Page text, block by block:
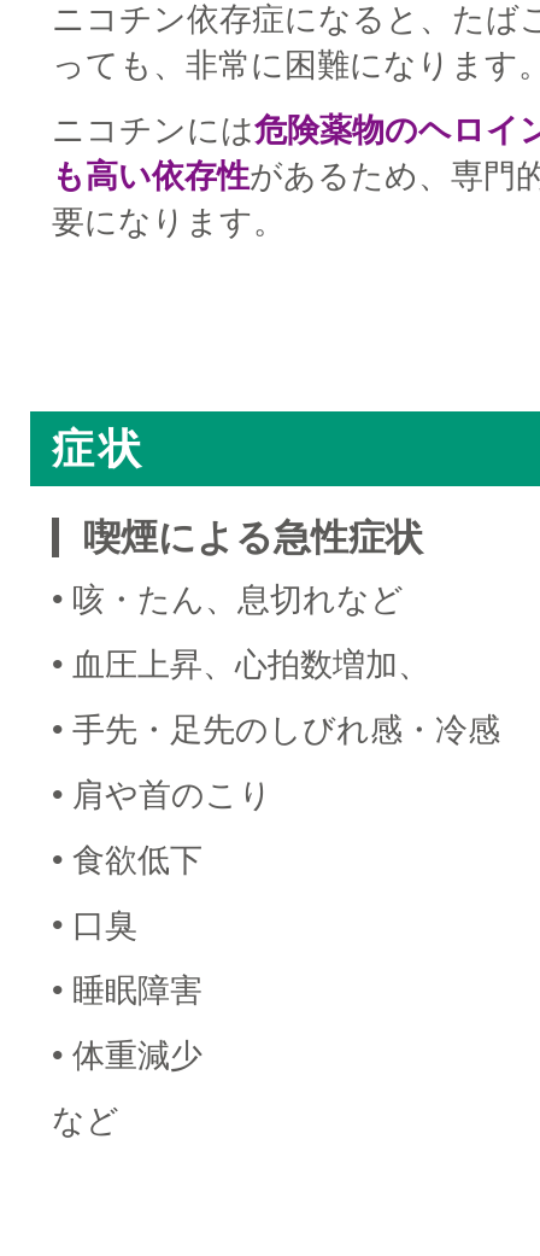
ニコチン依存症になると、たば
っても、非常に困難になります
ニコチンには危険薬物のヘロイ
も高い依存性があるため、専門
要になります。
症状
喫煙による急性症状
• 咳・たん、息切れなど
• 血圧上昇、心拍数増加、
• 手先・足先のしびれ感・冷感
• 肩や首のこり
• 食欲低下
• 口臭
• 睡眠障害
• 体重減少
など